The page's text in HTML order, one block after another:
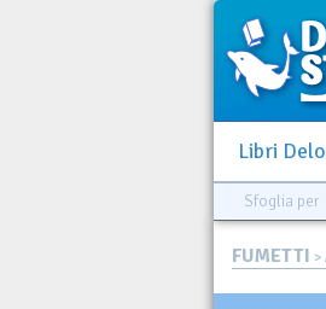
Libri
Sfoglia per
FUMETTI >